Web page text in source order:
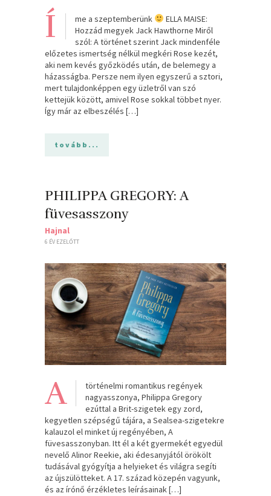
Í me a szeptemberünk
ELLA MAISE:
Hozzád ​megyek Jack Hawthorne Miről
szól: A történet szerint Jack mindenféle
előzetes ismertség nélkül megkéri Rose kezét,
aki nem kevés győzködés után, de belemegy a
házasságba. Persze nem ilyen egyszerű a sztori,
mert tulajdonképpen egy üzletről van szó
kettejük között, amivel Rose sokkal többet nyer.
Így már az elbeszélés […]
tovább...
PHILIPPA GREGORY: A
füvesasszony
Hajnal
6 ÉV EZELŐTT
A
történelmi romantikus regények
nagyasszonya, Philippa Gregory
ezúttal a Brit-szigetek egy zord,
kegyetlen szépségű tájára, a Sealsea-szigetekre
kalauzol el minket új regényében, A
füvesasszonyban. Itt él a két gyermekét egyedül
nevelő Alinor Reekie, aki édesanyjától örökölt
tudásával gyógyítja a helyieket és világra segíti
az újszülötteket. A 17. század közepén vagyunk,
és az írónő érzékletes leírásainak […]